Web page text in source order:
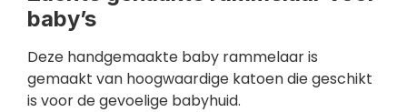
baby’s
Deze handgemaakte baby rammelaar is
gemaakt van hoogwaardige katoen die geschikt
is voor de gevoelige babyhuid.